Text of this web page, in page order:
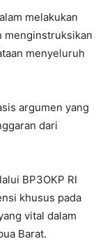
melakukan
menginstruksikan
menyeluruh
argumen yang
dari
BP3OKP RI
khusus pada
vital dalam
Barat.